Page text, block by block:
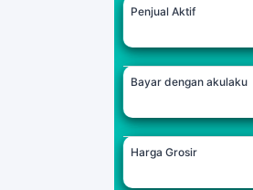
Penjual Aktif
Bayar dengan akulaku
Harga Grosir